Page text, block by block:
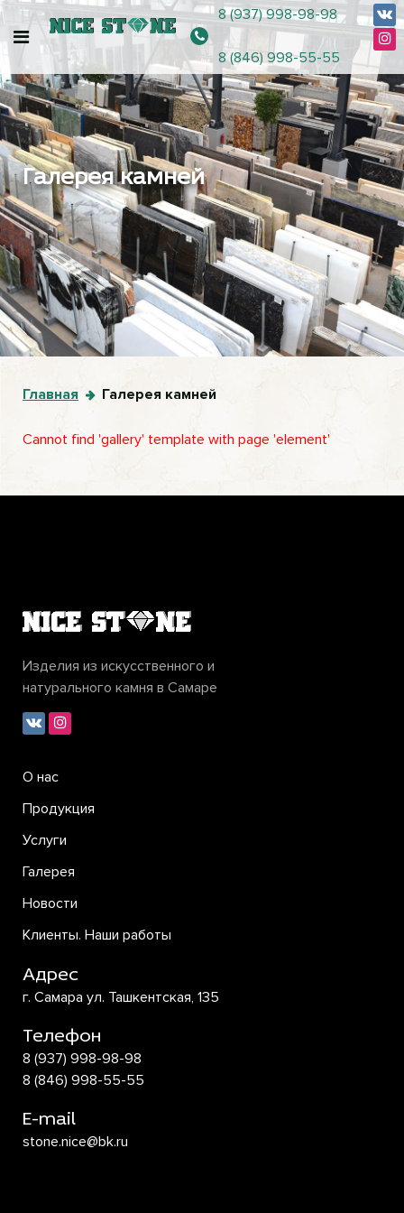
8 (937) 998-98-98
8 (846) 998-55-55
Галерея камней
Главная Галерея камней
Cannot find 'gallery' template with page 'element'
Изделия из искусственного и
натурального камня в Самаре
О нас
Продукция
Услуги
Галерея
Новости
Клиенты. Наши работы
Адрес
г. Самара ул. Ташкентская, 135
Телефон
8 (937) 998-98-98
8 (846) 998-55-55
E-mail
stone.nice@bk.ru